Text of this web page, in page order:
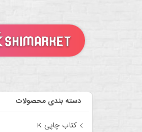
دسته بندی محصولات
کتاب چاپی K